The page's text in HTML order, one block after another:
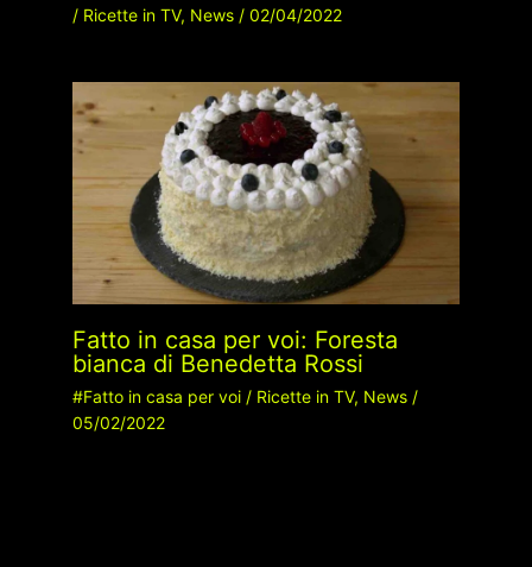
/ Ricette in TV, News/ 02/04/2022
Fatto in casa per voi: Foresta
bianca di Benedetta Rossi
#Fatto in casa per voi/ Ricette in TV, News/
05/02/2022